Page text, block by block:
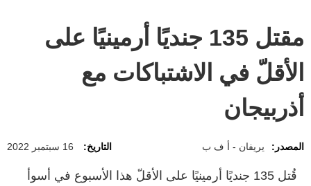
مقتل 135 جنديًا أرمينيًا على
الأقلّ في الاشتباكات مع
أذربيجان
المصدر: يريفان - أ ف ب التاريخ: 16 سبتمبر 2022
قُتل 135 جنديًا أرمينيًا على الأقلّ هذا الأسبوع في أسوأ